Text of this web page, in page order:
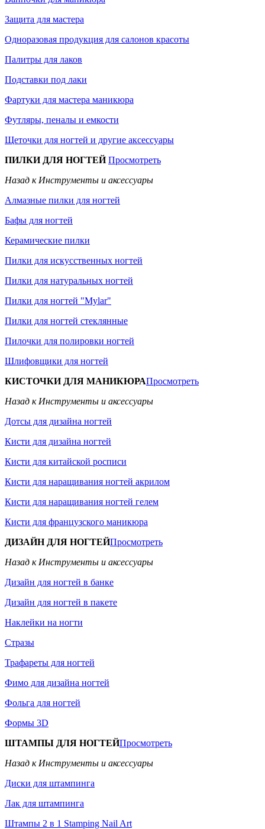
Защита для мастера
Одноразовая продукция для салонов красоты
Палитры для лаков
Подставки под лаки
Фартуки для мастера маникюра
Футляры, пеналы и емкости
Щеточки для ногтей и другие аксессуары
ПИЛКИ ДЛЯ НОГТЕЙПросмотреть
Назад к Инструменты и аксессуары
Алмазные пилки для ногтей
Бафы для ногтей
Керамические пилки
Пилки для искусственных ногтей
Пилки для натуральных ногтей
Пилки для ногтей "Mylar"
Пилки для ногтей стеклянные
Пилочки для полировки ногтей
Шлифовщики для ногтей
КИСТОЧКИ ДЛЯ МАНИКЮРАПросмотреть
Назад к Инструменты и аксессуары
Дотсы для дизайна ногтей
Кисти для дизайна ногтей
Кисти для китайской росписи
Кисти для наращивания ногтей акрилом
Кисти для наращивания ногтей гелем
Кисти для французского маникюра
ДИЗАЙН ДЛЯ НОГТЕЙПросмотреть
Назад к Инструменты и аксессуары
Дизайн для ногтей в банке
Дизайн для ногтей в пакете
Наклейки на ногти
Стразы
Трафареты для ногтей
Фимо для дизайна ногтей
Фольга для ногтей
Формы 3D
ШТАМПЫ ДЛЯ НОГТЕЙПросмотреть
Назад к Инструменты и аксессуары
Диски для штампинга
Лак для штампинга
Штампы 2 в 1 Stamping Nail Art